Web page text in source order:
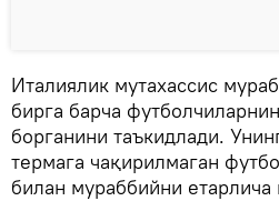
Италиялик мутахассис
бирга барча
борганини таъкидлади.
термага чақирилмаган
билан мураббийни